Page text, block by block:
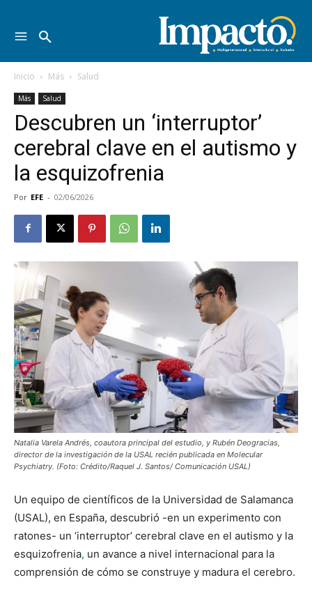
Inicio Más Salud
Más Salud
Descubren un ‘interruptor’
cerebral clave en el autismo y
la esquizofrenia
Por EFE - 02/06/2026
Natalia Varela Andrés, coautora principal del estudio, y Rubén Deogracias,
director de la investigación de la USAL recién publicada en Molecular
Psychiatry. (Foto: Crédito/Raquel J. Santos/ Comunicación USAL)
Un equipo de científicos de la Universidad de Salamanca
(USAL), en España, descubrió -en un experimento con
ratones- un ‘interruptor’ cerebral clave en el autismo y la
esquizofrenia, un avance a nivel internacional para la
comprensión de cómo se construye y madura el cerebro.